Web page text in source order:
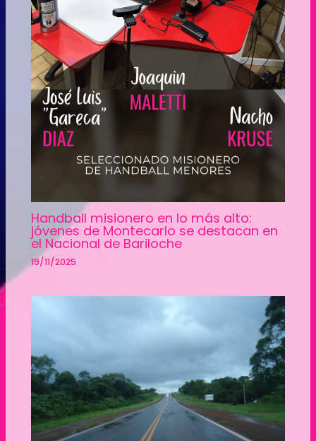
Handball misionero en lo más alto:
jóvenes de Montecarlo se destacan en
el Nacional de Bariloche
19/11/2025